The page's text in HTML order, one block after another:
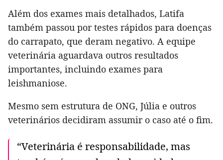
Além dos exames mais detalhados, Latifa
também passou por testes rápidos para doenças
do carrapato, que deram negativo. A equipe
veterinária aguardava outros resultados
importantes, incluindo exames para
leishmaniose.
Mesmo sem estrutura de ONG, Júlia e outros
veterinários decidiram assumir o caso até o fim.
“Veterinária é responsabilidade, mas